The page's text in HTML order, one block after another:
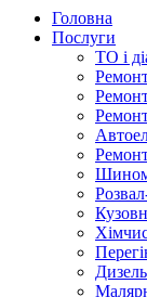
Головна
Послуги
ТО і